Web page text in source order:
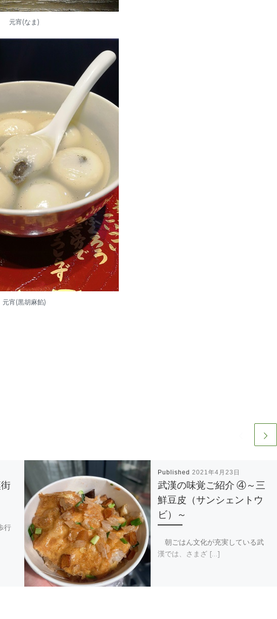
元宵(なま)
元宵(黒胡麻餡)
行
Published 2021年4月23日
武漢の味覚ご紹介 ④～三
鮮豆皮（サンシェントウ
ビ）～
朝ごはん文化が充実している武
漢では、さまざ […]